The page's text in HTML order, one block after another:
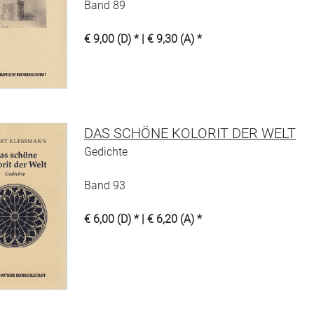
Band 89
€ 9,00 (D) * | € 9,30 (A) *
DAS SCHÖNE KOLORIT DER WELT
Gedichte
Band 93
€ 6,00 (D) * | € 6,20 (A) *